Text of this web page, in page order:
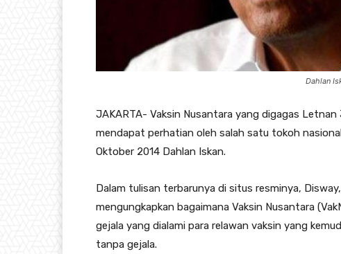
Dahlan
JAKARTA- Vaksin Nusantara yang digagas
mendapat perhatian oleh salah satu tokoh
Oktober 2014 Dahlan Iskan.
Dalam tulisan terbarunya di situs resminya,
mengungkapkan bagaimana Vaksin Nusantara
gejala yang dialami para relawan vaksin yang
tanpa gejala.